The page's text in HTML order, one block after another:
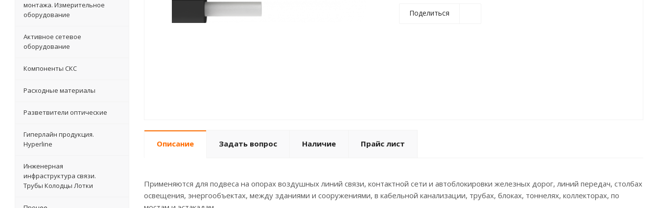
Поделиться
Описание Задать вопрос Наличие Прайс лист
Применяются для подвеса на опорах воздушных линий связи, контактной сети и автоблокировки железных дорог, линий передач, столбах
освещения, энергообъектах, между зданиями и сооружениями, в кабельной канализации, трубах, блоках, тоннелях, коллекторах, по
монтажа. Измерительное
оборудование
Активное сетевое
оборудование
Компоненты СКС
Расходные материалы
Разветвители оптические
Гиперлайн продукция.
Hyperline
Инженерная
инфраструктура связи.
Трубы Колодцы Лотки